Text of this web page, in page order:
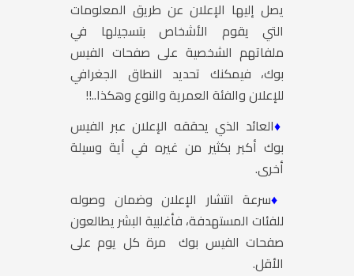
يصل إليها الإعلان عن طريق المعلومات
التي يقوم الأشخاص بتسجيلها في
ملفاتهم الشخصية على صفحات الفيس
بوك، فيمكنك تحديد النطاق الجغرافي
للإعلان والفئة العمرية والنوع وهكذا..!!
♦العائد الذي يحققه الإعلان عبر الفيس
بوك أكبر بكثير من غيره في أية وسيلة
أخرى.
♦سرعة انتشار الإعلان وضمان وصوله
للفئات المستهدفة، فأغلبية البشر يطالعون
صفحات الفيس بوك مرة كل يوم على
الأقل.